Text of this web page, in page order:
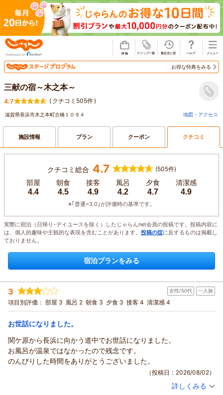
お得な特典をみる
三献の宿～木之本～
4.7 ( クチコミ505件)
滋賀県長浜市木之本町古橋１０９４ 地図・アクセス
施設情報 プラン クーポン クチコミ
クチコミ総合 4.7 (505件)
部屋
4.4
朝食
4.5
接客
4.9
風呂
4.2
夕食
4.7
清潔感
4.9
※｢普通=3.0｣が評価時の基準です。
実際に宿泊（日帰り･デイユースを除く）したじゃらんnet会員の投稿です。投稿内容に
は、個人的趣味や主観的な表現を含むことがあります。 投稿の掟に反するものは掲載し
ておりません。
宿泊プランをみる
3 女性/50代 一人旅
項目別評価： 部屋 3 風呂 2 朝食 3 夕食 3 接客 4 清潔感 4
お世話になりました。
関ケ原から長浜に向かう道中でお世話になりました。
お風呂が温泉ではなかったので残念です。
のんびりした時間をありがとうございました。
（投稿日：2026/08/02）
詳しくみる